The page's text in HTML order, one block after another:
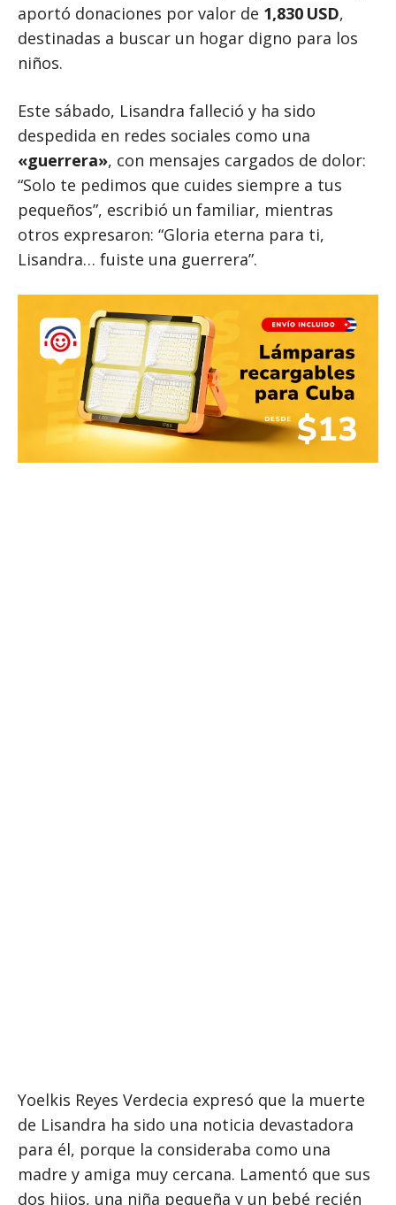
aportó donaciones por valor de 1,830 USD,
destinadas a buscar un hogar digno para los
niños.
Este sábado, Lisandra falleció y ha sido
despedida en redes sociales como una
«guerrera», con mensajes cargados de dolor:
“Solo te pedimos que cuides siempre a tus
pequeños”, escribió un familiar, mientras
otros expresaron: “Gloria eterna para ti,
Lisandra… fuiste una guerrera”.
Yoelkis Reyes Verdecia expresó que la muerte
de Lisandra ha sido una noticia devastadora
para él, porque la consideraba como una
madre y amiga muy cercana. Lamentó que sus
dos hijos, una niña pequeña y un bebé recién